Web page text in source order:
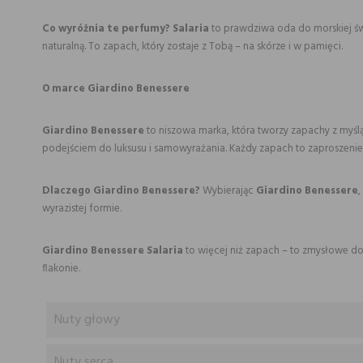
Co wyróżnia te perfumy? Salariato prawdziwa oda do morskiej
naturalną. To zapach, który zostaje z Tobą – na skórze i w pamięci.
O marce Giardino Benessere
Giardino Benessereto niszowa marka, która tworzy zapachy z
podejściem do luksusu i samowyrażania. Każdy zapach to
Dlaczego Giardino Benessere?Wybierając Giardino Benessere,
wyrazistej formie.
Giardino Benessere Salariato więcej niż zapach – to zmysłowe
flakonie.
Nuty głowy